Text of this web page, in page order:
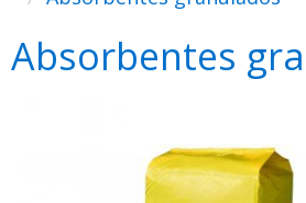
Absorbentes